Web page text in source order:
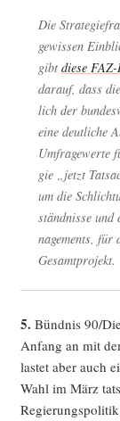
Die
gewis­sen
gibt die­se FAZ-
dar­auf, dass
lich der
eine deut­li­che
Umfra­ge­wer­te
gie „jetzt
um die
ständ­nis­se und
nage­ments, für
Gesamtprojekt.
5. Bünd­nis 90/
Anfang an mit
las­tet aber auch
Wahl im März